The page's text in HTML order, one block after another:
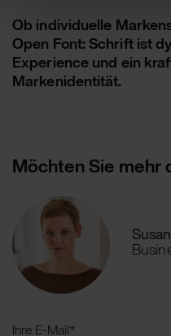
Ob individuelle
Open Font: Schrift ist
Experience und ein
Markenidentität.
Möchten Sie mehr
Ihre E-Mail*